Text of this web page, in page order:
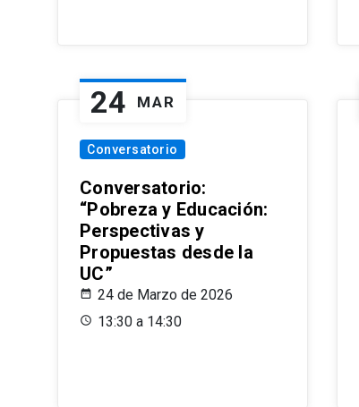
24 MAR
Conversatorio
Conversatorio:
“Pobreza y Educación:
Perspectivas y
Propuestas desde la
UC”
24 de Marzo de 2026
13:30 a 14:30